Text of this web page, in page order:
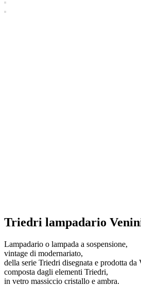
Triedri lampadario
Lampadario o lampada a sospensione,
vintage di modernariato,
della serie Triedri disegnata e prodotta
composta dagli elementi Triedri,
in vetro massiccio cristallo e ambra.